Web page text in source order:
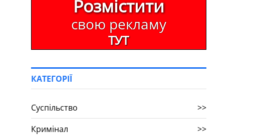
Розмістити
свою рекламу
ТУТ
КАТЕГОРІЇ
Суспільство
>>
Кримінал
>>